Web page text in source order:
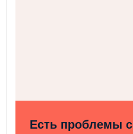
Есть проблемы